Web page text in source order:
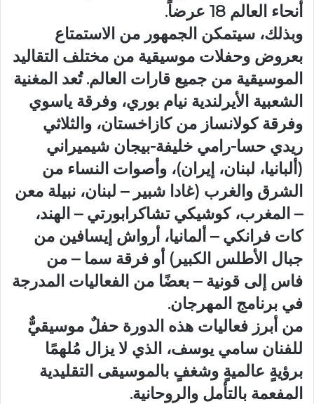
أنحاء العالم 18 عرضاً.
وبذلك، سيتمكن الجمهور من الاستمتاع
بعروض وحفلات موسيقية من مختلف التقاليد
الموسيقية من جميع قارات العالم. تُعد المغنية
الشعبية الأيرلندية نيام بوري، وفرقة ياسوي
وفرقة كولانساز من كازاخستان، والثلاثي
ريدي حسا-رامي خليفة-بيجان شيميراني
(ألبانيا، لبنان، إيران)، وأصوات النساء من
الشرق والغرب (غادا شبير – لبنان، نبيلة معن
– المغرب، كوشيكي تشاكرابورتي – الهند،
كات فرانكي – ألمانيا، أرواش إيسافين من
جبال الأطلس الكبير) أو فرقة سما – من
فاس إلى قونية – بعضًا من الفعاليات المدرجة
في برنامج المهرجان.
من أبرز فعاليات هذه الدورة حفلٌ موسيقيٌّ
للفنان سامي يوسف، الذي لا يزال مُلهمًا
برؤيةٍ عالميةٍ وشغفٍ بالموسيقى التقليدية
المفعمة بالتأمل والروحانية.